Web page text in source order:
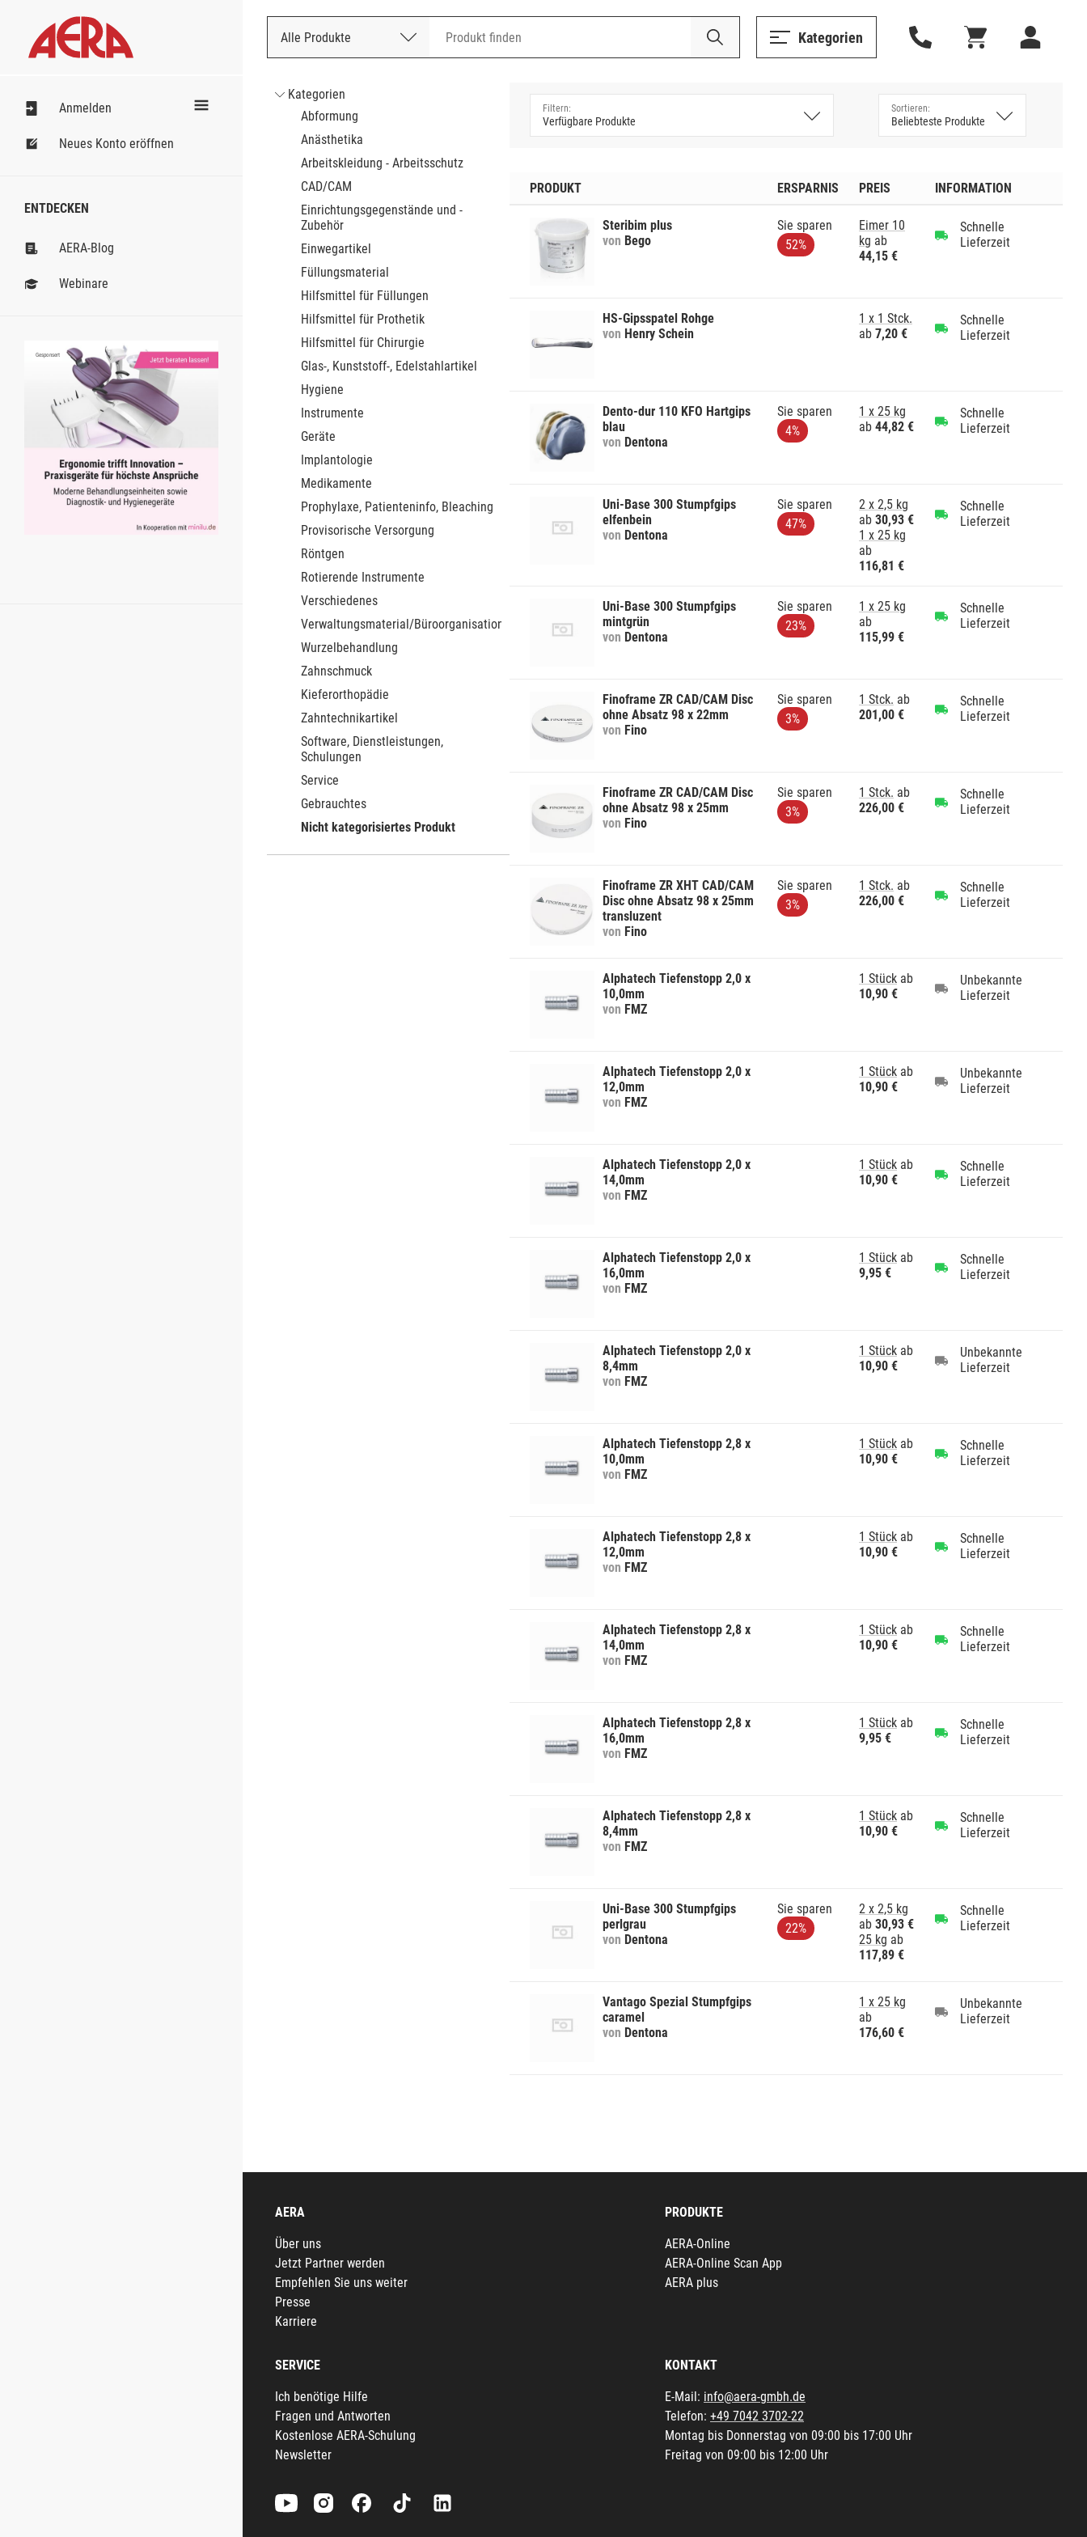
Alle Produkte
Nach Bestellnummer Kategorien
Anmelden
Neues Konto eröffnen
ENTDECKEN
AERA-Blog
Webinare
Gesponsert
Kategorien
Abformung
Anästhetika
Arbeitskleidung - Arbeitsschutz
CAD/CAM
Einrichtungsgegenstände und -
Zubehör
Einwegartikel
Füllungsmaterial
Hilfsmittel für Füllungen
Hilfsmittel für Prothetik
Hilfsmittel für Chirurgie
Glas-, Kunststoff-, Edelstahlartikel
Hygiene
Instrumente
Geräte
Implantologie
Medikamente
Prophylaxe, Patienteninfo, Bleaching
Provisorische Versorgung
Röntgen
Rotierende Instrumente
Verschiedenes
Verwaltungsmaterial/Büroorganisation
Wurzelbehandlung
Zahnschmuck
Kieferorthopädie
Zahntechnikartikel
Software, Dienstleistungen,
Schulungen
Service
Gebrauchtes
Nicht kategorisiertes Produkt
PRODUKT ERSPARNIS PREIS INFORMATION
Steribim plus
von Bego
Sie sparen
52%
Eimer 10
kg ab
44,15 €
Schnelle
Lieferzeit
HS-Gipsspatel Rohge
von Henry Schein
1 x 1 Stck.
ab 7,20 €
Schnelle
Lieferzeit
Dento-dur 110 KFO Hartgips
blau
von Dentona
Sie sparen
4%
1 x 25 kg
ab 44,82 €
Schnelle
Lieferzeit
Uni-Base 300 Stumpfgips
elfenbein
von Dentona
Sie sparen
47%
2 x 2,5 kg
ab 30,93 €
1 x 25 kg
ab
116,81 €
Schnelle
Lieferzeit
Uni-Base 300 Stumpfgips
mintgrün
von Dentona
Sie sparen
23%
1 x 25 kg
ab
115,99 €
Schnelle
Lieferzeit
Finoframe ZR CAD/CAM Disc
ohne Absatz 98 x 22mm
von Fino
Sie sparen
3%
1 Stck. ab
201,00 €
Schnelle
Lieferzeit
Finoframe ZR CAD/CAM Disc
ohne Absatz 98 x 25mm
von Fino
Sie sparen
3%
1 Stck. ab
226,00 €
Schnelle
Lieferzeit
Finoframe ZR XHT CAD/CAM
Disc ohne Absatz 98 x 25mm
transluzent
von Fino
Sie sparen
3%
1 Stck. ab
226,00 €
Schnelle
Lieferzeit
Alphatech Tiefenstopp 2,0 x
10,0mm
von FMZ
1 Stück ab
10,90 €
Unbekannte
Lieferzeit
Alphatech Tiefenstopp 2,0 x
12,0mm
von FMZ
1 Stück ab
10,90 €
Unbekannte
Lieferzeit
Alphatech Tiefenstopp 2,0 x
14,0mm
von FMZ
1 Stück ab
10,90 €
Schnelle
Lieferzeit
Alphatech Tiefenstopp 2,0 x
16,0mm
von FMZ
1 Stück ab
9,95 €
Schnelle
Lieferzeit
Alphatech Tiefenstopp 2,0 x
8,4mm
von FMZ
1 Stück ab
10,90 €
Unbekannte
Lieferzeit
Alphatech Tiefenstopp 2,8 x
10,0mm
von FMZ
1 Stück ab
10,90 €
Schnelle
Lieferzeit
Alphatech Tiefenstopp 2,8 x
12,0mm
von FMZ
1 Stück ab
10,90 €
Schnelle
Lieferzeit
Alphatech Tiefenstopp 2,8 x
14,0mm
von FMZ
1 Stück ab
10,90 €
Schnelle
Lieferzeit
Alphatech Tiefenstopp 2,8 x
16,0mm
von FMZ
1 Stück ab
9,95 €
Schnelle
Lieferzeit
Alphatech Tiefenstopp 2,8 x
8,4mm
von FMZ
1 Stück ab
10,90 €
Schnelle
Lieferzeit
Uni-Base 300 Stumpfgips
perlgrau
von Dentona
Sie sparen
22%
2 x 2,5 kg
ab 30,93 €
25 kg ab
117,89 €
Schnelle
Lieferzeit
Vantago Spezial Stumpfgips
caramel
von Dentona
1 x 25 kg
ab
176,60 €
Unbekannte
Lieferzeit
AERA
Über uns
Jetzt Partner werden
Empfehlen Sie uns weiter
Presse
Karriere
PRODUKTE
AERA-Online
AERA-Online Scan App
AERA plus
SERVICE
Ich benötige Hilfe
Fragen und Antworten
Kostenlose AERA-Schulung
Newsletter
KONTAKT
E-Mail: info@aera-gmbh.de
Telefon: +49 7042 3702-22
Montag bis Donnerstag von 09:00 bis 17:00 Uhr
Freitag von 09:00 bis 12:00 Uhr